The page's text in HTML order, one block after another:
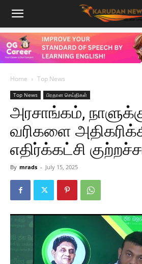
Home Top News
Top News பிரதான செய்திகள்
அரசாங்கம்,
வரிகளை
எதிர்க்கட்சி
By mrads - July 15, 2025